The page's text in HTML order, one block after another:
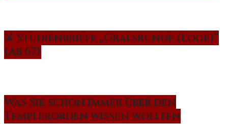
⚔️ Studienbriefe „Gralsrunde (Loge)“
(Ab 67)
Was Sie schon immer über den
Templerorden wissen wollten